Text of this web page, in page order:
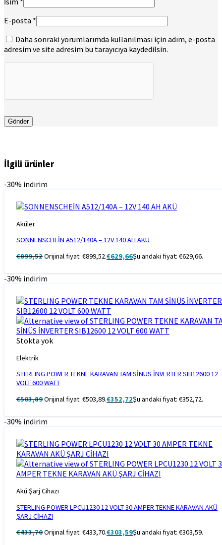
E-posta *
Daha sonraki yorumlarımda kullanılması için adım, e-posta
adresim ve site adresim bu tarayıcıya kaydedilsin.
İlgili ürünler
-30% indirim
Aküler
SONNENSCHEİN A512/140A – 12V 140 AH AKÜ
€899,52Orijinal fiyat: €899,52.€629,66Şu andaki fiyat: €629,66.
-30% indirim
Stokta yok
Elektrik
STERLING POWER TEKNE KARAVAN TAM SİNÜS İNVERTER SIB12600 12
VOLT 600 WATT
€503,89Orijinal fiyat: €503,89.€352,72Şu andaki fiyat: €352,72.
-30% indirim
Akü Şarj Cihazı
STERLING POWER LPCU1230 12 VOLT 30 AMPER TEKNE KARAVAN AKÜ
ŞARJ CİHAZI
€433,70Orijinal fiyat: €433,70.€303,59Şu andaki fiyat: €303,59.